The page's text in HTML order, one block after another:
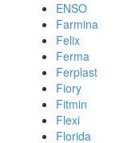
ENSO
Farmina
Felix
Ferma
Ferplast
Fiory
Fitmin
Flexi
Florida